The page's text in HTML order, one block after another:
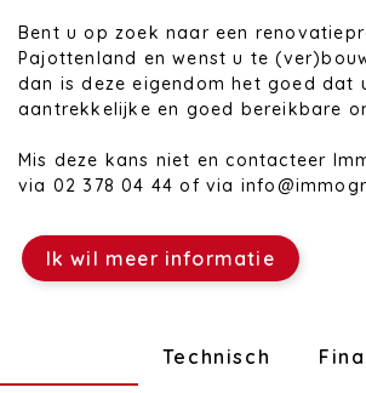
Bent u op zoek naar een
Pajottenland en wenst u te
dan is deze eigendom het goed dat
aantrekkelijke en goed bereikbare
Mis deze kans niet en contacteer
via 02 378 04 44 of via
Ik wil meer informatie
Technisch